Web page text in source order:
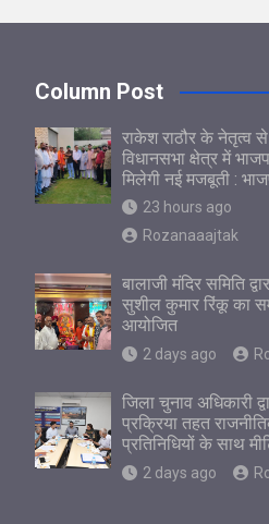
Column Post
राकेश राठौर के नेतृत्व
विधानसभा क्षेत्र में
मिलेगी नई मजबूती :
23 hours ago
Rozanaaajtak
बालाजी मंदिर समिति
सुशील कुमार रिंकू का
आयोजित
2 days ago
जिला चुनाव अधिकारी
प्रक्रिया तहत
प्रतिनिधियों के साथ
2 days ago